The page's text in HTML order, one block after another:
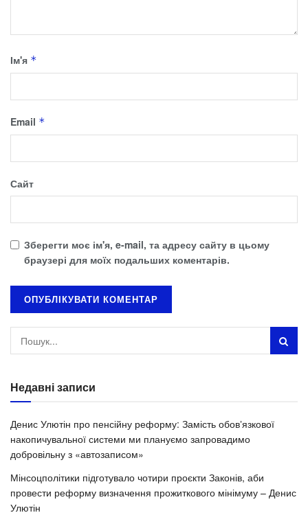
Ім'я *
Email *
Сайт
Зберегти моє ім'я, e-mail, та адресу сайту в цьому
браузері для моїх подальших коментарів.
Недавні записи
Денис Улютін про пенсійну реформу: Замість обовʼязкової
накопичувальної системи ми плануємо запровадимо
добровільну з «автозаписом»
Мінсоцполітики підготувало чотири проєкти Законів, аби
провести реформу визначення прожиткового мінімуму – Денис
Улютін